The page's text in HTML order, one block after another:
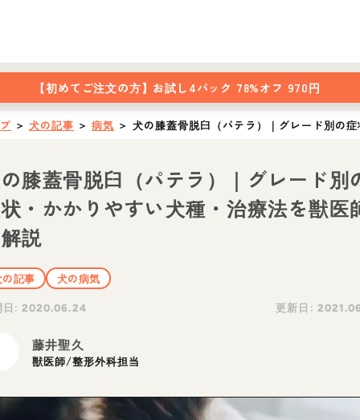
【初めてご注文の方】 お試し4パック 78%オフ 970円
＞ 犬の記事 ＞ 病気 ＞ 犬の膝蓋骨脱臼（パテラ）｜グレード別の
膝蓋骨脱臼（パテラ）｜グレード別
・かかりやすい犬種・治療法を獣医
説
の記事
犬の病気
日:2020.06.24 更新日:
藤井聖久
獣医師/整形外科担当